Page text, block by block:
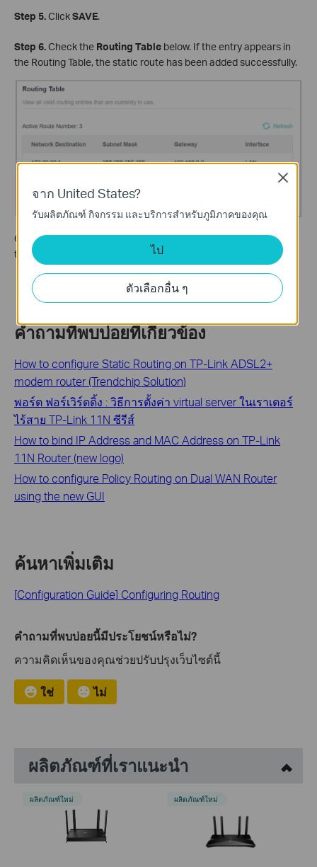
Step 5.ClickSAVE.
Step 6.Check the Routing Table below. If the entry appears in
the Routing Table, the static route has been added successfully.
Open a web browser and enter the company server's IP address
to see if you can access it.
คำถามที่พบบ่อยที่เกี่ยวข้อง
How to configure Static Routing on TP-Link ADSL2+
modem router (Trendchip Solution)
พอร์ต ฟอร์เวิร์ดดิ้ง : วิธีการตั้งค่า virtual server ในเราเตอร์
ไร้สาย TP-Link 11N ซีรีส์
How to bind IP Address and MAC Address on TP-Link
11N Router (new logo)
How to configure Policy Routing on Dual WAN Router
using the new GUI
ค้นหาเพิ่มเติม
[Configuration Guide] Configuring Routing
คำถามที่พบบ่อยนี้มีประโยชน์หรือไม่?
ความคิดเห็นของคุณช่วยปรับปรุงเว็บไซต์นี้
ใช่ ไม่
ผลิตภัณฑ์ที่เราแนะนำ
ผลิตภัณฑ์ใหม่ ผลิตภัณฑ์ใหม่
จาก United States?
รับผลิตภัณฑ์ กิจกรรม และบริการสำหรับภูมิภาคของคุณ
ไป
ตัวเลือกอื่น ๆ
Close